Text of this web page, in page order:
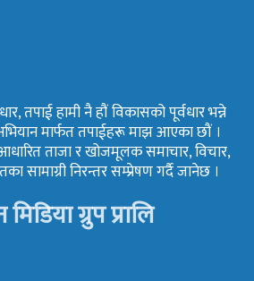
तपाई हामी नै हौं विकासको पूर्वधार भन्ने
मार्फत तपाईहरू माझ आएका छौं ।
ताजा र खोजमूलक समाचार, विचार,
सामाग्री निरन्तर सम्प्रेषण गर्दै जानेछ ।
ग्रुप प्रालि